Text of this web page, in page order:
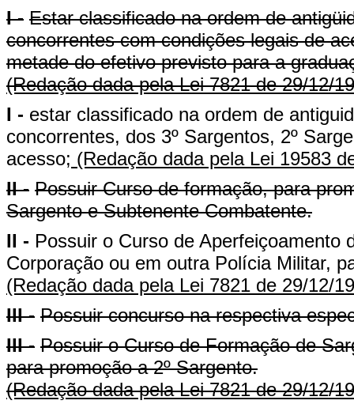
I - Estar classificado na ordem de
concorrentes com condições legais de
metade do efetivo previsto para a
(Redação dada pela Lei 7821 de 29/12/
I - estar classificado na ordem de
concorrentes, dos 3º Sargentos, 2º
acesso; (Redação dada pela Lei 19583
II - Possuir Curso de formação, para
Sargento e Subtenente Combatente.
II - Possuir o Curso de Aperfeiçoamento
Corporação ou em outra Polícia Militar,
(Redação dada pela Lei 7821 de 29/12/
III - Possuir concurso na respectiva
III - Possuir o Curso de Formação de
para promoção a 2º Sargento.
(Redação dada pela Lei 7821 de 29/12/